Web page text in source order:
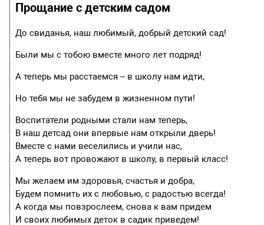
Прощание с детским садом
До свиданья, наш любимый, добрый детский сад!
Были мы с тобою вместе много лет подряд!
А теперь мы расстаемся – в школу нам идти,
Но тебя мы не забудем в жизненном пути!
Воспитатели родными стали нам теперь,
В наш детсад они впервые нам открыли дверь!
Вместе с нами веселились и учили нас,
А теперь вот провожают в школу, в первый класс!
Мы желаем им здоровья, счастья и добра,
Будем помнить их с любовью, с радостью всегда!
А когда мы повзрослеем, снова к вам придем
И своих любимых деток в садик приведем!